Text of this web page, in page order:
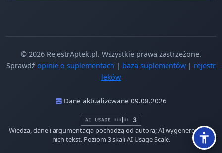
© 2026 RejestrAptek.pl. Wszystkie prawa zastrzeżone.
Sprawdź opinie o suplementach | baza suplementów | rejestr
leków
Dane aktualizowane 09.08.2026
Wiedza, dane i argumentacja pochodzą od autora; AI wygenerowało z
nich tekst. Poziom 3 skali AI Usage Scale.